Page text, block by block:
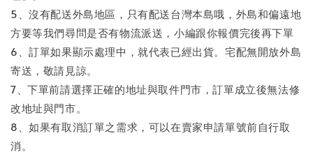
5、沒有配送外島地區，只有配送台灣本島哦，外島和偏遠地
方要等我們尋問是否有物流派送，小編跟你報價完後再下單
6、訂單如果顯示處理中，就代表已經出貨。宅配無開放外島
寄送，敬請見諒。
7、下單前請選擇正確的地址與取件門市，訂單成立後無法修
改地址與門市。
8、如果有取消訂單之需求，可以在賣家申請單號前自行取
消。